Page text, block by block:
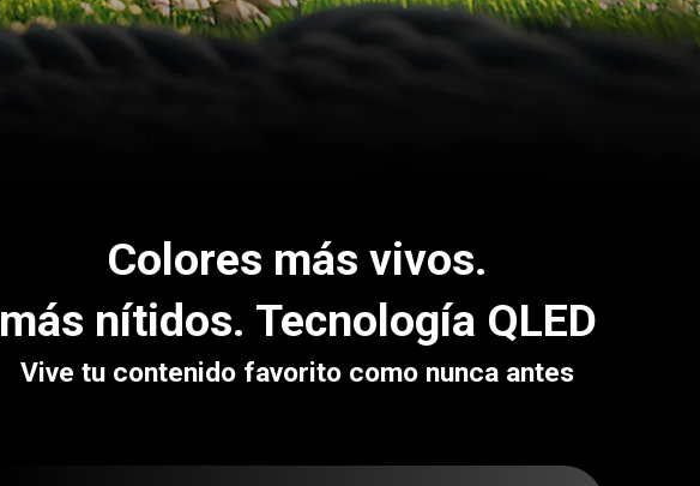
Colores más vivos.
más nítidos. Tecnología QLED
Vive tu contenido favorito como nunca antes